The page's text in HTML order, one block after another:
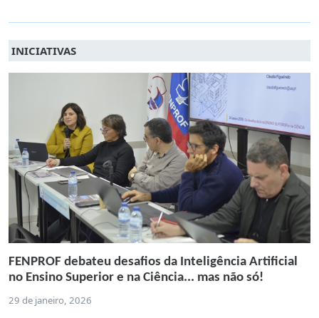
INICIATIVAS
FENPROF debateu desafios da Inteligência Artificial
no Ensino Superior e na Ciência... mas não só!
29 de janeiro, 2026